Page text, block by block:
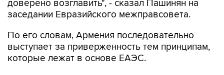
По его словам, Армения последовательно
которые лежат в основе ЕАЭС.
"Одним из основополагающих принципов